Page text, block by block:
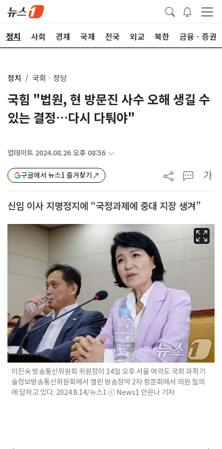
정치 사회 경제 국제 전국 외교 북한 금융ㆍ증권
정치 국회ㆍ정당
국힘 "법원, 현 방문진 사수 오해 생길 수
있는 결정…다시 다퉈야"
업데이트 2024.08.26 오후 08:56
구글에서 뉴스1 즐겨찾기 가
신임 이사 지명정지에 “국정과제에 중대 지장 생겨”
이진숙 방송통신위원회 위원장이 14일 오후 서울 여의도 국회 과학기
술정보방송통신위원회에서 열린 방송장악 2차 청문회에서 의원 질의
에 답하고 있다. 2024.8.14/뉴스1 ⓒ News1 안은나 기자